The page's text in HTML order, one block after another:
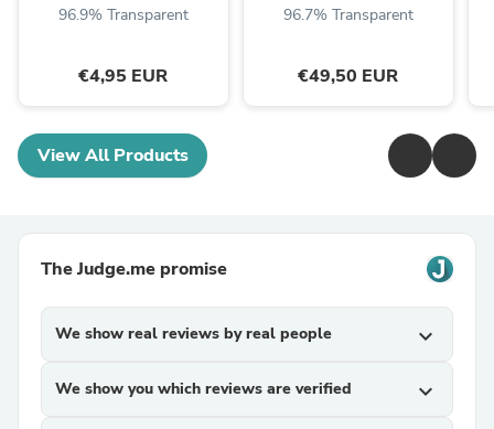
96.9% Transparent
€4,95 EUR
96.7% Transparent
€49,50 EUR
View All Products
The Judge.me promise
We show real reviews by real people expand_more
We show you which reviews are verified expand_more